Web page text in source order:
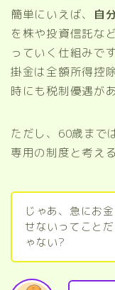
簡単にいえば、 自
を株や投資信託な
っていく仕組みです
掛金は全額所得控
時にも税制優遇が
ただし、60歳まで
専用の制度と考え
じゃあ、急にお
せないってこと
ゃない?